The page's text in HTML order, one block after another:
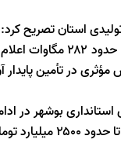
استان تصریح
در تأمین پایدار
بوشهر در
۷-۱ و ۷-۲